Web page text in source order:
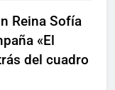
Reina Sofía
«El
del cuadro